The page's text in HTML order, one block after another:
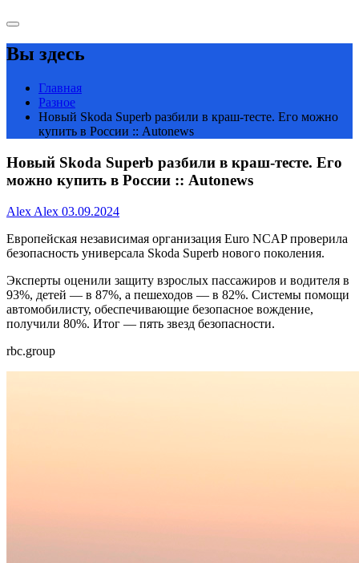
Вы здесь
Главная
Разное
Новый Skoda Superb разбили в краш-тесте. Его можно
купить в России :: Autonews
Новый Skoda Superb разбили в краш-тесте. Его
можно купить в России :: Autonews
Alex Alex 03.09.2024
Европейская независимая организация Euro NCAP проверила
безопасность универсала Skoda Superb нового поколения.
Эксперты оценили защиту взрослых пассажиров и водителя в
93%, детей — в 87%, а пешеходов — в 82%. Системы помощи
автомобилисту, обеспечивающие безопасное вождение,
получили 80%. Итог — пять звезд безопасности.
rbc.group